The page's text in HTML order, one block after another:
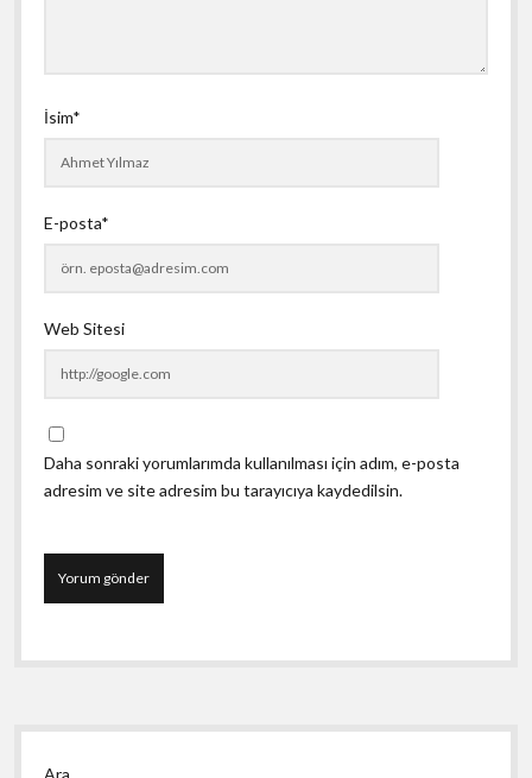
İsim*
E-posta*
Web Sitesi
Daha sonraki yorumlarımda kullanılması için adım, e-posta
adresim ve site adresim bu tarayıcıya kaydedilsin.
Yan
Ara